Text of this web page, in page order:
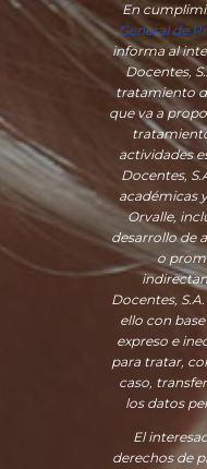
En
General de
informa al
Docentes,
tratamiento
que va a
actividades
Docentes,
académicas
Orvalle,
desarrollo de
o
Docentes,
ello con
expreso e
para tratar,
caso,
los datos
El
derechos de